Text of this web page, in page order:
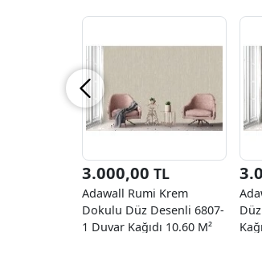
3.000,00 TL
Adawall Rumi Krem
Dokulu Düz Desenli 6807-
1 Duvar Kağıdı 10.60 M²